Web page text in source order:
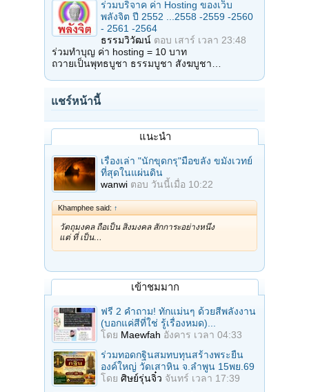
ร่วมบริจาค ค่า Hosting ของเว็บ
พลังจิต ปี 2552 ...2558 -2559 -2560
- 2561 -2564
ธรรมวิวัฒน์ ตอบ เสาร์ เวลา 23:48
ร่วมทำบุญ ค่า hosting = 10 บาท
ถวายเป็นพุทธบูชา ธรรมบูชา สังฆบูชา…
แชร์หน้านี้
แนะนำ
เรื่องเล่า "นักขุดกรุ"มือขลัง ขมังเวทย์
ที่สุดในแผ่นดิน
wanwi ตอบ วันนี้เมื่อ 10:22
Khamphee said: ↑
วัตถุมงคล ถือเป็น สิ่งมงคล สักการะอย่างหนึ่ง
แต่ ที่ เป็น…
เข้าชมมาก
ฟรี 2 คำถาม! ทักแม่นๆ ด้วยสีพลังงาน
(บอกแค่สีที่ใช่ รู้เรื่องหมด)...
โดย Maewfah อังคาร เวลา 04:33
ร่วมทอดกฐินสมทบทุนสร้างพระยืน
องค์ใหญ่ วัดเสาหิน จ.ลําพูน 15พย.69
โดย ศิษย์รุ่นจิ๋ว จันทร์ เวลา 17:39